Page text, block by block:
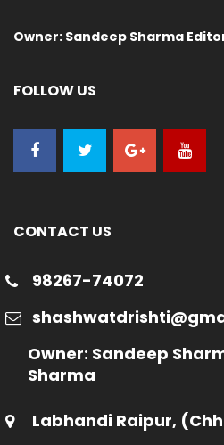
Owner: Sandeep Sharma
FOLLOW US
CONTACT US
98267-74072
Owner: Sandeep
Sharma
Labhandi Raipur,